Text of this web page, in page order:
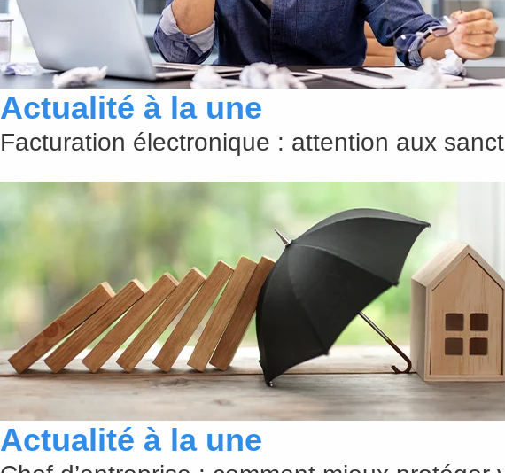
Actualité à la une
Facturation électronique : attention aux
Actualité à la une